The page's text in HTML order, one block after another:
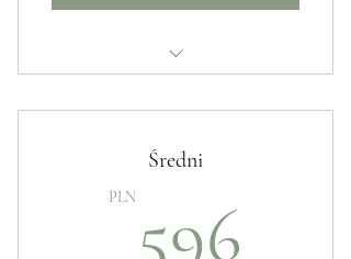
Średni
PLN 596